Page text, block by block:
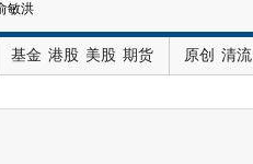
敏洪
基金 港股 美股 期货 原创 清流